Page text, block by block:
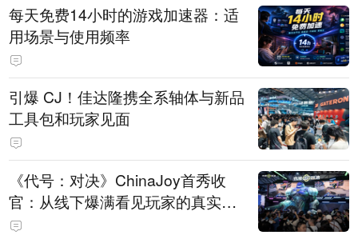
每天免费14小时的游戏加速器：适
用场景与使用频率
引爆 CJ！佳达隆携全系轴体与新品
工具包和玩家见面
《代号：对决》ChinaJoy首秀收
官：从线下爆满看见玩家的真实期
待